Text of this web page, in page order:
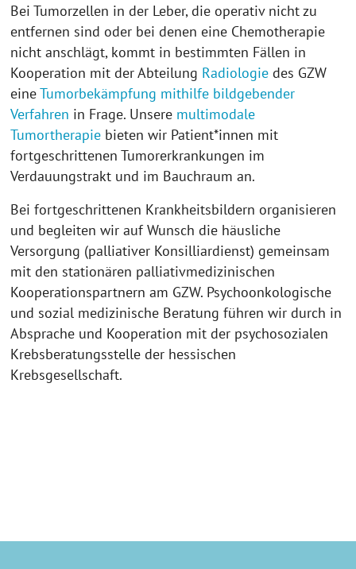
Bei Tumorzellen in der Leber, die operativ nicht zu
entfernen sind oder bei denen eine Chemotherapie
nicht anschlägt, kommt in bestimmten Fällen in
Kooperation mit der Abteilung Radiologie des GZW
eineTumorbekämpfung mithilfe bildgebender
Verfahren in Frage. Unsere multimodale
Tumortherapie bieten wir Patient*innen mit
fortgeschrittenen Tumorerkrankungen im
Verdauungstrakt und im Bauchraum an.
Bei fortgeschrittenen Krankheitsbildern organisieren
und begleiten wir auf Wunsch die häusliche
Versorgung (palliativer Konsilliardienst) gemeinsam
mit den stationären palliativmedizinischen
Kooperationspartnern am GZW. Psychoonkologische
und sozial medizinische Beratung führen wir durch in
Absprache und Kooperation mit der psychosozialen
Krebsberatungsstelle der hessischen
Krebsgesellschaft.